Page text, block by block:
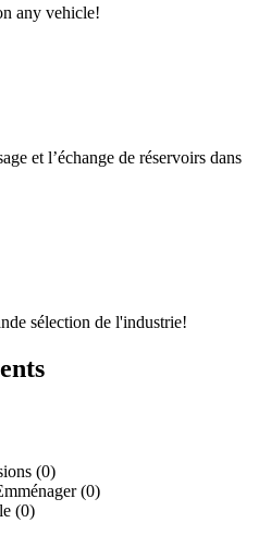
any vehicle!
et l’échange de réservoirs dans
sélection de l'industrie!
(0)
(0)
(0)